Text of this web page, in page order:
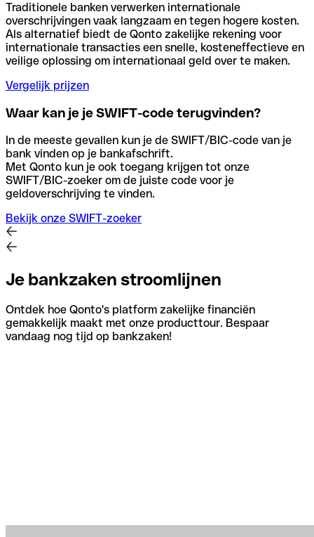
Traditionele banken verwerken internationale
overschrijvingen vaak langzaam en tegen hogere kosten.
Als alternatief biedt de Qonto zakelijke rekening voor
internationale transacties een snelle, kosteneffectieve en
veilige oplossing om internationaal geld over te maken.
Vergelijk prijzen
Waar kan je je SWIFT-code terugvinden?
In de meeste gevallen kun je de SWIFT/BIC-code van je
bank vinden op je bankafschrift.
Met Qonto kun je ook toegang krijgen tot onze
SWIFT/BIC-zoeker om de juiste code voor je
geldoverschrijving te vinden.
Bekijk onze SWIFT-zoeker
Je bankzaken stroomlijnen
Ontdek hoe Qonto's platform zakelijke financiën
gemakkelijk maakt met onze producttour. Bespaar
vandaag nog tijd op bankzaken!